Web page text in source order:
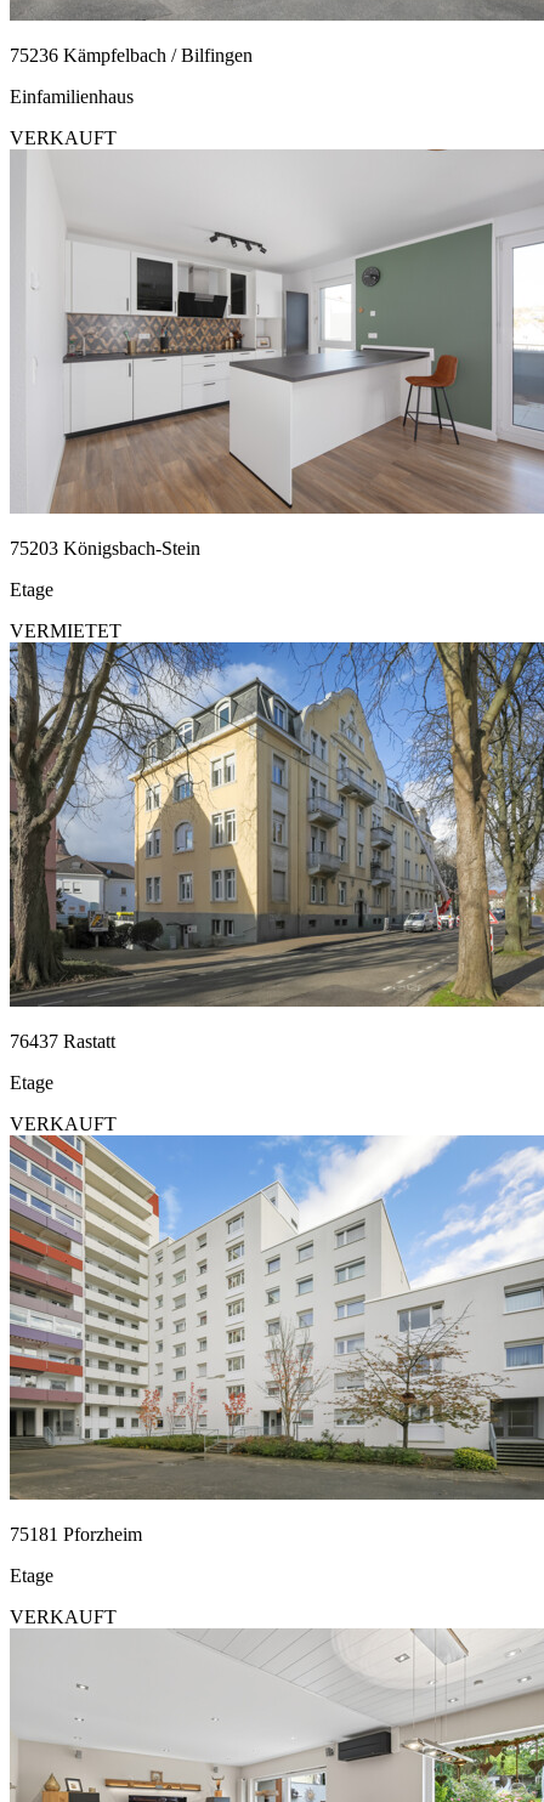
75236 Kämpfelbach / Bilfingen
Einfamilienhaus
VERKAUFT
75203 Königsbach-Stein
Etage
VERMIETET
76437 Rastatt
Etage
VERKAUFT
75181 Pforzheim
Etage
VERKAUFT